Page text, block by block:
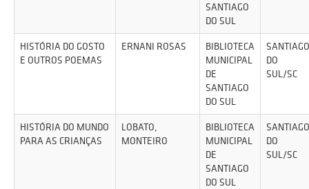
SANTIAGO
DO SUL
HISTÓRIA DO GOSTO
E OUTROS POEMAS
ERNANI ROSAS
BIBLIOTECA
MUNICIPAL
DE
SANTIAGO
DO SUL
SANTIAGO
DO
SUL/SC
HISTÓRIA DO MUNDO
PARA AS CRIANÇAS
LOBATO,
MONTEIRO
BIBLIOTECA
MUNICIPAL
DE
SANTIAGO
DO SUL
SANTIAGO
DO
SUL/SC